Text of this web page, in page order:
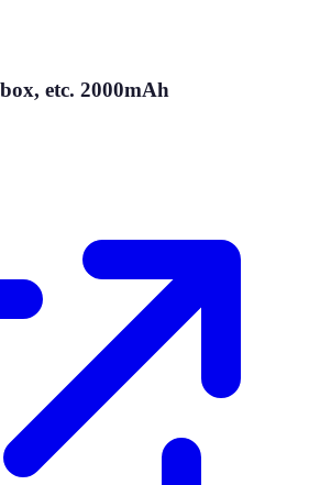
etc. 2000mAh